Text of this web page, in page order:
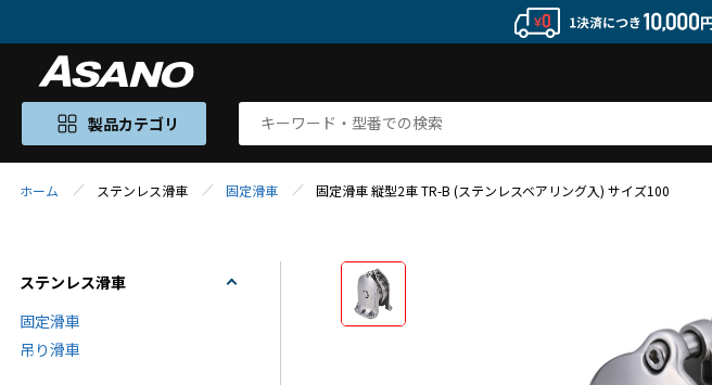
製品カテゴリ
ホーム ステンレス滑車 固定滑車 固定滑車 縦型2車 TR-B (ステンレスベアリング入) サイズ100
ステンレス滑車
固定滑車
吊り滑車